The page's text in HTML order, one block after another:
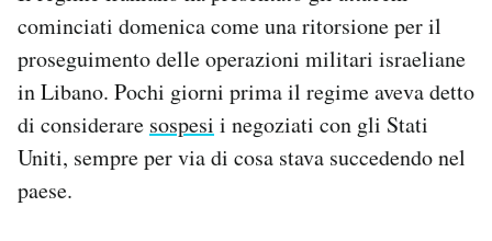
cominciati domenica come una ritorsione per il
proseguimento delle operazioni militari israeliane
in Libano. Pochi giorni prima il regime aveva detto
di considerare sospesi i negoziati con gli Stati
Uniti, sempre per via di cosa stava succedendo nel
paese.